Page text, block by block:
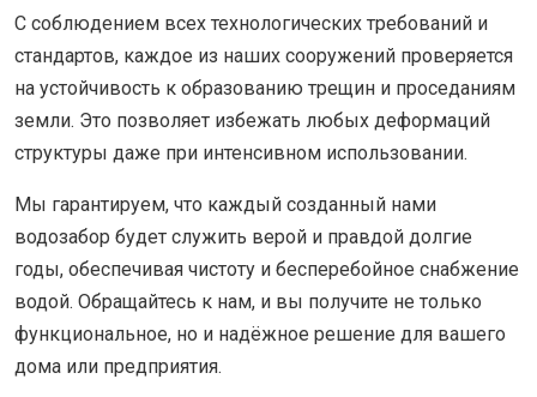
С соблюдением всех технологических требований и
стандартов, каждое из наших сооружений проверяется
на устойчивость к образованию трещин и проседаниям
земли. Это позволяет избежать любых деформаций
структуры даже при интенсивном использовании.
Мы гарантируем, что каждый созданный нами
водозабор будет служить верой и правдой долгие
годы, обеспечивая чистоту и бесперебойное снабжение
водой. Обращайтесь к нам, и вы получите не только
функциональное, но и надёжное решение для вашего
дома или предприятия.